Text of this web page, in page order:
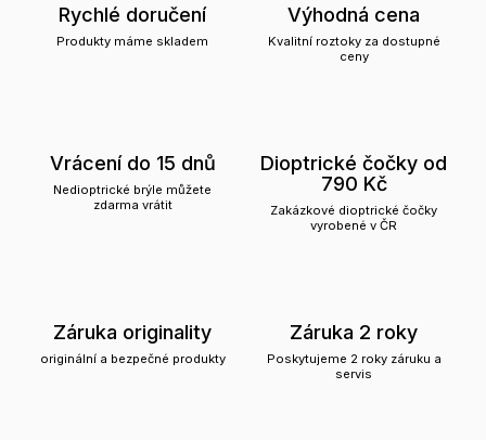
Rychlé doručení
Produkty máme skladem
Výhodná cena
Kvalitní roztoky za dostupné
ceny
Vrácení do 15 dnů
Nedioptrické brýle můžete
zdarma vrátit
Dioptrické čočky od
790 Kč
Zakázkové dioptrické čočky
vyrobené v ČR
Záruka originality
originální a bezpečné produkty
Záruka 2 roky
Poskytujeme 2 roky záruku a
servis